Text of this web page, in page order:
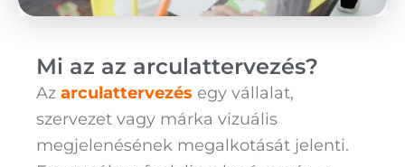
Mi az az arculattervezés?
Az arculattervezés egy vállalat,
szervezet vagy márka vizuális
megjelenésének megalkotását jelenti.